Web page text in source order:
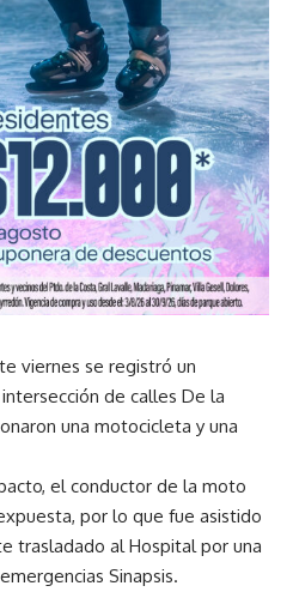
viernes se registró un
de calles De la
una motocicleta y una
el conductor de la moto
por lo que fue asistido
trasladado al Hospital por una
Sinapsis.